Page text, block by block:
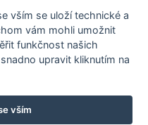
vším se uloží technické a
vám mohli umožnit
funkčnost našich
upravit kliknutím na
vším
- všechna práva
o přístupnosti